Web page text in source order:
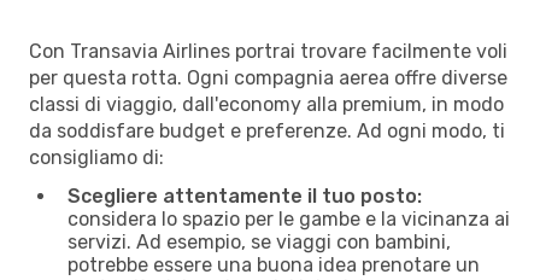
Con Transavia Airlines portrai trovare facilmente voli
per questa rotta. Ogni compagnia aerea offre diverse
classi di viaggio, dall'economy alla premium, in modo
da soddisfare budget e preferenze. Ad ogni modo, ti
consigliamo di:
Scegliere attentamente il tuo posto:
considera lo spazio per le gambe e la vicinanza ai
servizi. Ad esempio, se viaggi con bambini,
potrebbe essere una buona idea prenotare un